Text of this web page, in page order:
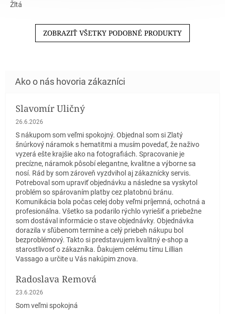
Žltá
ZOBRAZIŤ VŠETKY PODOBNÉ PRODUKTY
Slavomír Uličný
Hodnotenie obchodu je 5 z 5 hviezdičiek.
26.6.2026
S nákupom som veľmi spokojný. Objednal som si Zlatý
šnúrkový náramok s hematitmi a musím povedať, že naživo
vyzerá ešte krajšie ako na fotografiách. Spracovanie je
precízne, náramok pôsobí elegantne, kvalitne a výborne sa
nosí. Rád by som zároveň vyzdvihol aj zákaznícky servis.
Potreboval som upraviť objednávku a následne sa vyskytol
problém so spárovaním platby cez platobnú bránu.
Komunikácia bola počas celej doby veľmi príjemná, ochotná a
profesionálna. Všetko sa podarilo rýchlo vyriešiť a priebežne
som dostával informácie o stave objednávky. Objednávka
dorazila v sľúbenom termíne a celý priebeh nákupu bol
bezproblémový. Takto si predstavujem kvalitný e-shop a
starostlivosť o zákazníka. Ďakujem celému tímu Lillian
Vassago a určite u Vás nakúpim znova.
Radoslava Remová
Hodnotenie obchodu je 5 z 5 hviezdičiek.
23.6.2026
Som veľmi spokojná